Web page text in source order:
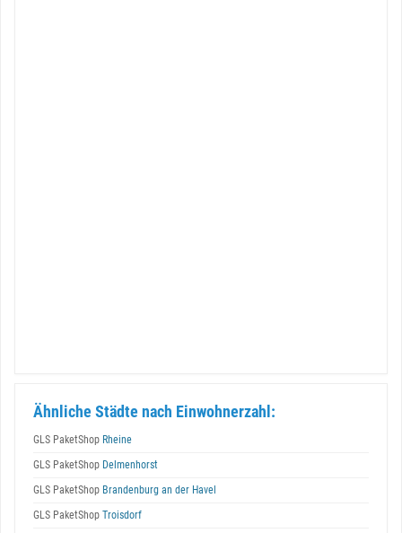
Ähnliche Städte nach Einwohnerzahl:
GLS PaketShop Rheine
GLS PaketShop Delmenhorst
GLS PaketShop Brandenburg an der Havel
GLS PaketShop Troisdorf